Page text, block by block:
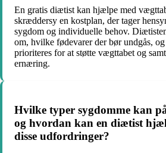
En gratis diætist kan hjælpe med
skræddersy en kostplan, der tager
sygdom og individuelle behov.
om, hvilke fødevarer der bør undgås,
prioriteres for at støtte vægttabet og
ernæring.
Hvilke typer sygdomme kan
og hvordan kan en diætist
disse udfordringer?